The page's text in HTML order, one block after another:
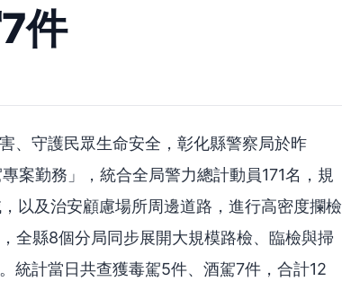
件
、守護民眾生命安全，彰化縣警察局於昨
案勤務」，統合全局警力總計動員171名，規
以及治安顧慮場所周邊道路，進行高密度攔檢
全縣8個分局同步展開大規模路檢、臨檢與掃
統計當日共查獲毒駕5件、酒駕7件，合計12